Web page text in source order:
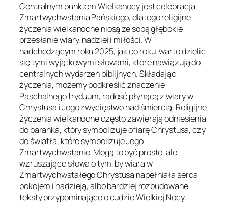
Centralnym punktem Wielkanocy jest celebracja
Zmartwychwstania Pańskiego, dlatego religijne
życzenia wielkanocne niosą ze sobą głębokie
przesłanie wiary, nadziei i miłości. W
nadchodzącym roku 2025, jak co roku, warto dzielić
się tymi wyjątkowymi słowami, które nawiązują do
centralnych wydarzeń biblijnych. Składając
życzenia, możemy podkreślić znaczenie
Paschalnego tryduum, radość płynącą z wiary w
Chrystusa i Jego zwycięstwo nad śmiercią. Religijne
życzenia wielkanocne często zawierają odniesienia
do baranka, który symbolizuje ofiarę Chrystusa, czy
do światła, które symbolizuje Jego
Zmartwychwstanie. Mogą to być proste, ale
wzruszające słowa o tym, by wiara w
Zmartwychwstałego Chrystusa napełniała serca
pokojem i nadzieją, albo bardziej rozbudowane
teksty przypominające o cudzie Wielkiej Nocy.